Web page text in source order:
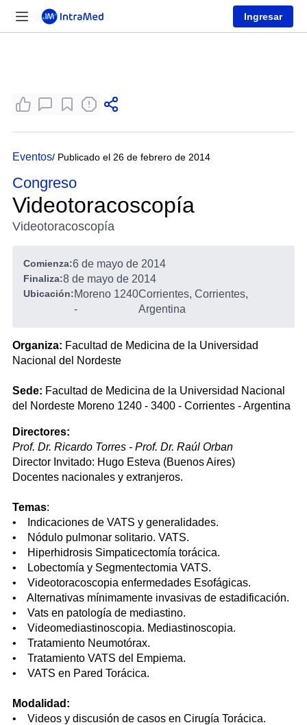
Ingresar
Eventos/ Publicado el 26 de febrero de 2014
Congreso
Videotoracoscopía
Videotoracoscopía
Comienza:6 de mayo de 2014
Finaliza:8 de mayo de 2014
Ubicación:Moreno 1240
-
Corrientes, Corrientes,
Argentina
Organiza: Facultad de Medicina de la Universidad
Nacional del Nordeste
Sede: Facultad de Medicina de la Universidad Nacional
del Nordeste Moreno 1240 - 3400 - Corrientes - Argentina
Directores:
Prof. Dr. Ricardo Torres - Prof. Dr. Raúl Orban
Director Invitado: Hugo Esteva (Buenos Aires)
Docentes nacionales y extranjeros.
Temas:
• Indicaciones de VATS y generalidades.
• Nódulo pulmonar solitario. VATS.
• Hiperhidrosis Simpaticectomía torácica.
• Lobectomía y Segmentectomia VATS.
• Videotoracoscopia enfermedades Esofágicas.
• Alternativas mínimamente invasivas de estadificación.
• Vats en patología de mediastino.
• Videomediastinoscopia. Mediastinoscopia.
• Tratamiento Neumotórax.
• Tratamiento VATS del Empiema.
• VATS en Pared Torácica.
Modalidad:
• Videos y discusión de casos en Cirugía Torácica.